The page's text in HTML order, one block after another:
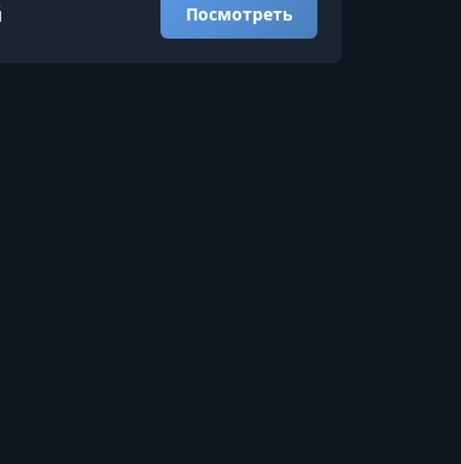
диалогу с собой и
курсНа занятиях специалисты
Посмотреть